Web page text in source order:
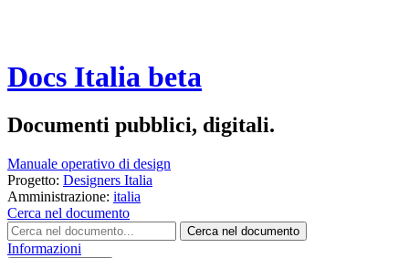
Docs Italia beta
Documenti pubblici, digitali.
Manuale operativo di design
Progetto: Designers Italia
Amministrazione: italia
Cerca nel documento
Cerca nel documento
Informazioni